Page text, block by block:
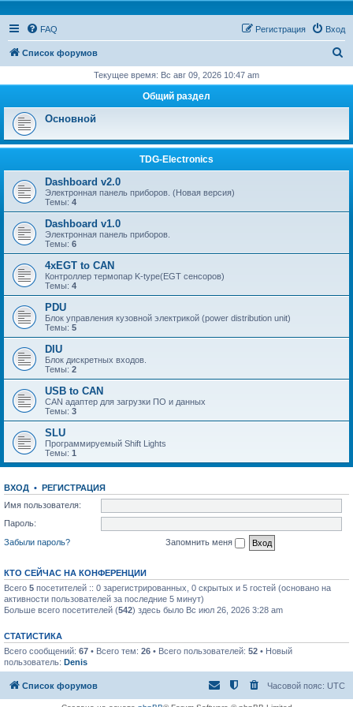
FAQ Вход
Регистрация
Список форумов
с
Текущее время: Вс авг 09, 2026 10:47 am
Общий раздел
Основной
TDG-Electronics
Dashboard v2.0
Электронная панель приборов. (Новая версия)
Темы: 4
Dashboard v1.0
Электронная панель приборов.
Темы: 6
4xEGT to CAN
Контроллер термопар K-type(EGT сенсоров)
Темы: 4
PDU
Блок управления кузовной электрикой (power distribution unit)
Темы: 5
DIU
Блок дискретных входов.
Темы: 2
USB to CAN
CAN адаптер для загрузки ПО и данных
Темы: 3
SLU
Программируемый Shift Lights
Темы: 1
ВХОД • РЕГИСТРАЦИЯ
Имя пользователя:
Пароль:
Забыли пароль?
Запомнить меня
КТО СЕЙЧАС НА КОНФЕРЕНЦИИ
Всего 5 посетителей :: 0 зарегистрированных, 0 скрытых и 5 гостей (основано на
активности пользователей за последние 5 минут)
Больше всего посетителей (542) здесь было Вс июл 26, 2026 3:28 am
СТАТИСТИКА
Всего сообщений: 67 • Всего тем: 26 • Всего пользователей: 52 • Новый
пользователь: Denis
Список форумов Часовой пояс: UTC